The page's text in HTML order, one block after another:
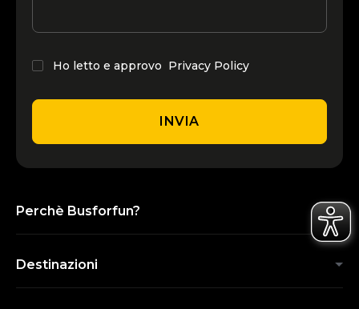
Ho letto e approvo Privacy Policy
INVIA
Perchè Busforfun?
Destinazioni